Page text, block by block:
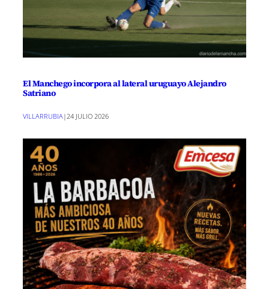
El Manchego incorpora al lateral uruguayo Alejandro
Satriano
VILLARRUBIA | 24 JULIO 2026